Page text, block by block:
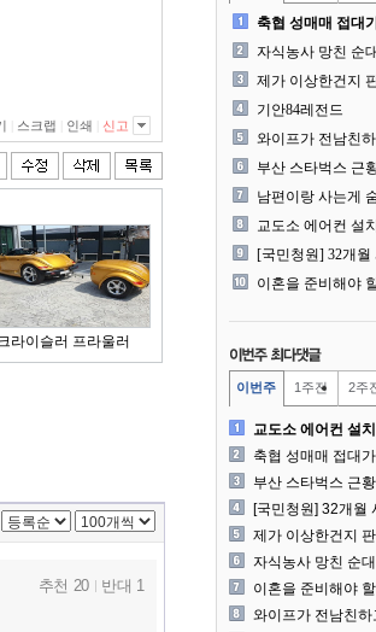
스크랩 인쇄 신고
라이슬러 프라울러
추천 20 반대 1
축협 성매매 접대
기안84레전드
부산 스타벅스 근
교도소 에어컨 설
[국민청원] 32개월
이혼을 준비해야
이번주 1주전 2주